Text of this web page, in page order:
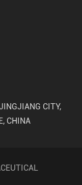
CITY,
CHINA